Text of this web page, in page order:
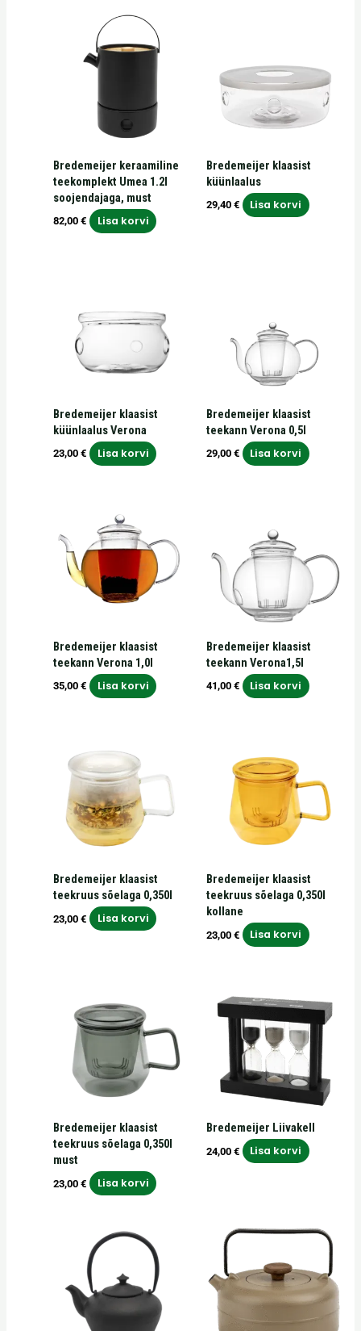
Bredemeijer keraamiline
teekomplekt Umea 1.2l
soojendajaga, must
82,00€ Lisa korvi
Bredemeijer klaasist
küünlaalus
29,40 € Lisa korvi
Bredemeijer klaasist
küünlaalus Verona
23,00€ Lisa korvi
Bredemeijer klaasist
teekann Verona 0,5l
29,00 € Lisa korvi
Bredemeijer klaasist
teekann Verona 1,0l
35,00€ Lisa korvi
Bredemeijer klaasist
teekann Verona1,5l
41,00 € Lisa korvi
Bredemeijer klaasist
teekruus sõelaga 0,350l
23,00€ Lisa korvi
Bredemeijer klaasist
teekruus sõelaga 0,350l
kollane
23,00 € Lisa korvi
Bredemeijer klaasist
teekruus sõelaga 0,350l
must
23,00€ Lisa korvi
Bredemeijer Liivakell
24,00 € Lisa korvi